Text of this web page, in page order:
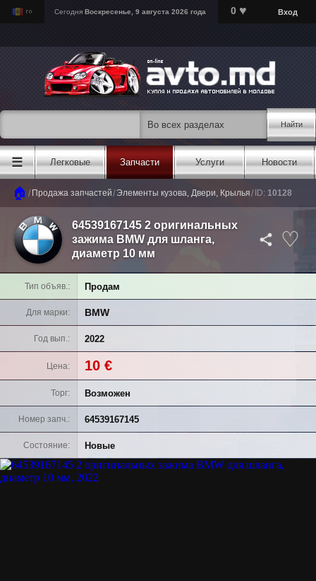
Сегодня Воскресенье, 9 августа 2026 года 0 ♥ Вход
Найти
☰ Легковые Запчасти Услуги Новости
🏠 / Продажа запчастей/Элементы кузова, Двери, Крылья/ ID: 10128
64539167145 2 оригинальных
зажима BMW для шланга,
диаметр 10 мм
Тип объяв. Продам
Для марки BMW
Год вып. 2022
Цена 10 €
Торг Возможен
Номер запч. 64539167145
Состояние Новые